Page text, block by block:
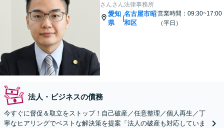
さんさん法律事務所
愛知
県
名古屋市昭
和区
営業時間：09:30~17:00
（平日）
法人・ビジネスの債務
今すぐに督促＆取立をストップ！自己破産／任意整理／個人再生／丁
寧なヒアリングでベストな解決策を提案「法人の破産も対応していま